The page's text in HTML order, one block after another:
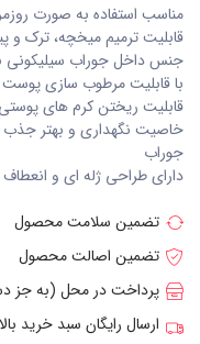
مناسب استفاده به صورت
قابلیت ترمیم میخچه، ترک
جنس داخل جوراب سیلیکونی
با قابلیت مرطوب سازی پوست
قابلیت ریختن کرم های
خاصیت نگهداری و بهتر جذب
جوراب
دارای طراحی ژله ای و
تضمین سلامت محصول
تضمین اصالت محصول
پرداخت در محل (به جز
ارسال رایگان سبد خرید بالای 5 میلیون